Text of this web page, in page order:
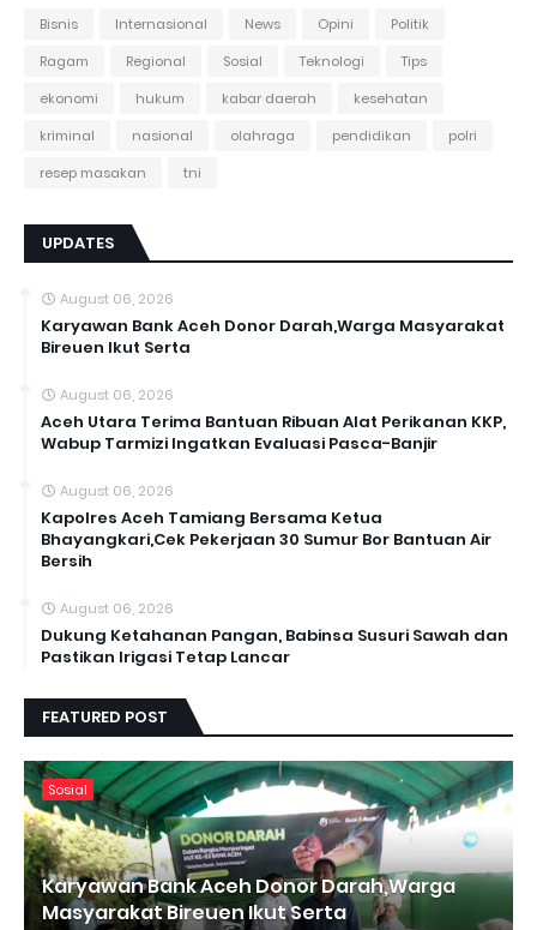
Bisnis Internasional News Opini
Politik
Ragam
Regional Sosial Teknologi
Tips
ekonomi
hukum kabar daerah
kesehatan
kriminal
nasional olahraga pendidikan
polri
resep masakan
tni
UPDATES
August 06, 2026
Karyawan Bank Aceh Donor Darah,Warga Masyarakat
Bireuen Ikut Serta
August 06, 2026
Aceh Utara Terima Bantuan Ribuan Alat Perikanan KKP,
Wabup Tarmizi Ingatkan Evaluasi Pasca-Banjir
August 06, 2026
Kapolres Aceh Tamiang Bersama Ketua
Bhayangkari,Cek Pekerjaan 30 Sumur Bor Bantuan Air
Bersih
August 06, 2026
Dukung Ketahanan Pangan, Babinsa Susuri Sawah dan
Pastikan Irigasi Tetap Lancar
FEATURED POST
Sosial
Karyawan Bank Aceh Donor Darah,Warga
Masyarakat Bireuen Ikut Serta